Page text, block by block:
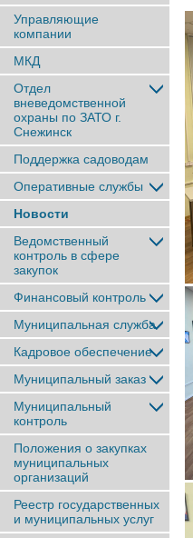
Управляющие
компании
МКД
Отдел
вневедомственной
охраны по ЗАТО г.
Снежинск
Поддержка садоводам
Оперативные службы
Новости
Ведомственный
контроль в сфере
закупок
Финансовый контроль
Муниципальная служба
Кадровое обеспечение
Муниципальный заказ
Муниципальный
контроль
Положения о закупках
муниципальных
организаций
Реестр государственных
и муниципальных услуг